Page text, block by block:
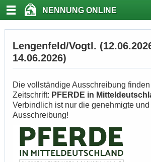
NENNUNG ONLINE
Lengenfeld/Vogtl.
14.06.2026)
Die vollständige Ausschreibung
Zeitschrift: PFERDE in
Verbindlich ist nur die genehmigte
Ausschreibung!